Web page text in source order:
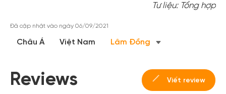
Tư liệu: Tổng hợp
Đã cập nhật vào ngày 06/09/2021
Châu Á Việt Nam Lâm Đồng
Reviews Viết review